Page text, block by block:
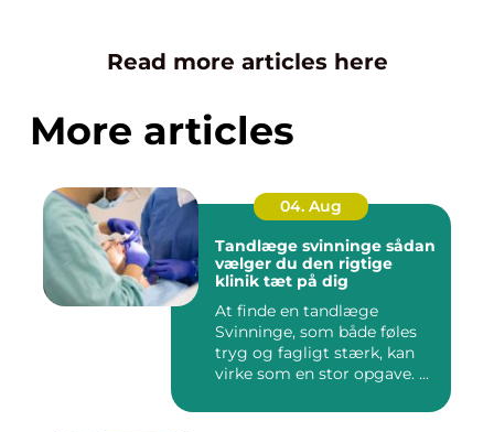
Read more articles here
More articles
04. Aug
Tandlæge svinninge sådan
vælger du den rigtige
klinik tæt på dig
At finde en tandlæge
Svinninge, som både føles
tryg og fagligt stærk, kan
virke som en stor opgave. ...